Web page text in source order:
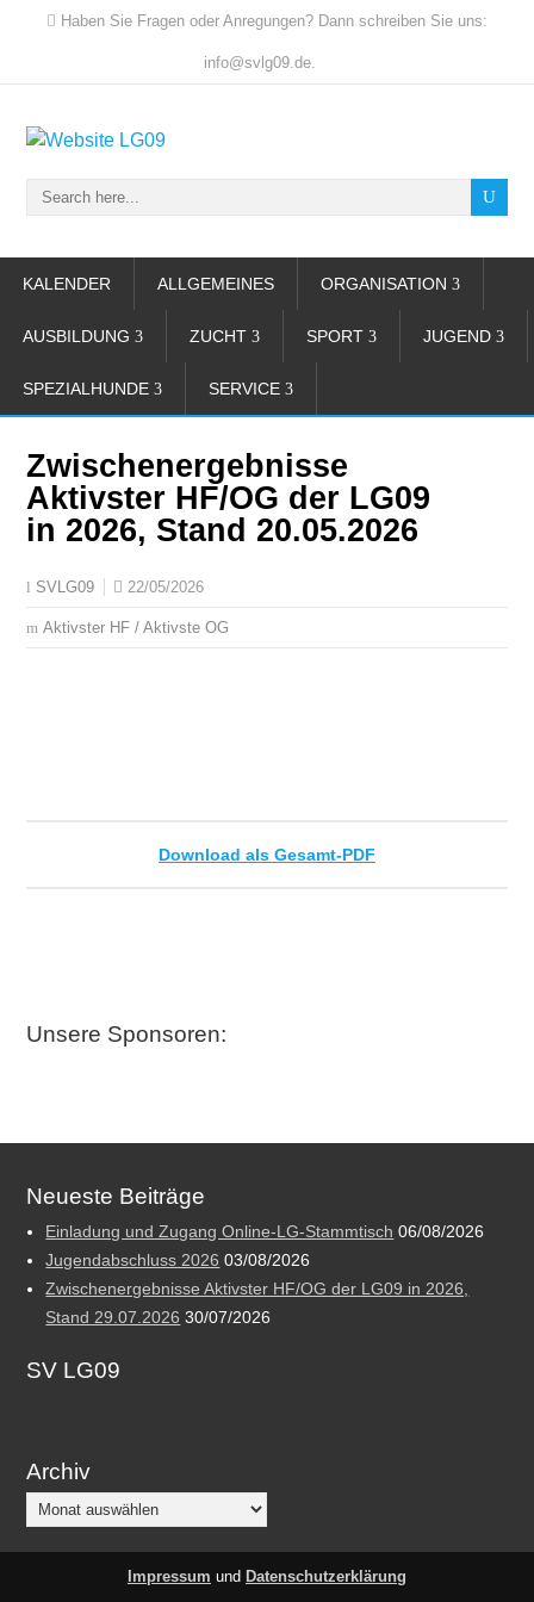
Haben Sie Fragen oder Anregungen? Dann schreiben Sie uns:
info@svlg09.de.
KALENDER ALLGEMEINES ORGANISATION
AUSBILDUNG ZUCHT SPORT JUGEND
SPEZIALHUNDE SERVICE
Zwischenergebnisse
Aktivster HF/OG der LG09
in 2026, Stand 20.05.2026
SVLG09 22/05/2026
Aktivster HF / Aktivste OG
Download als Gesamt-PDF
Unsere Sponsoren:
Neueste Beiträge
Einladung und Zugang Online-LG-Stammtisch 06/08/2026
Jugendabschluss 2026 03/08/2026
Zwischenergebnisse Aktivster HF/OG der LG09 in 2026,
Stand 29.07.2026 30/07/2026
SV LG09
Archiv
Archiv
Impressum und Datenschutzerklärung